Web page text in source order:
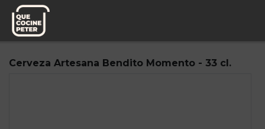
Pedido semanal
Cerveza Artesana Bendito Momento - 33 cl.